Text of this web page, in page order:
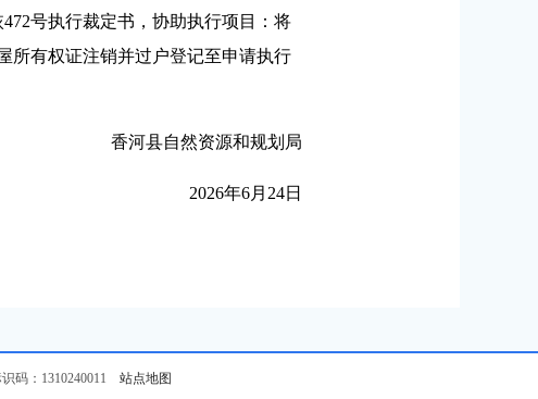
号执行裁定书，协助执行项目：将
所有权证注销并过户登记至申请执行
香河县自然资源和规划局
2026年6月24日
码：1310240011 站点地图